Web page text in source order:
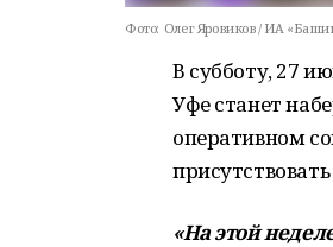
Фото: Олег Яровиков / ИА
В субботу, 27
Уфе станет
оперативном
«На этой